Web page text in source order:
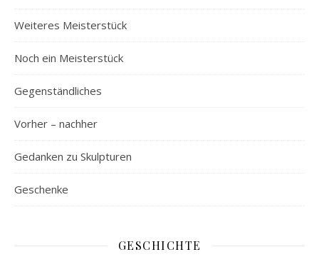
Weiteres Meisterstück
Noch ein Meisterstück
Gegenständliches
Vorher – nachher
Gedanken zu Skulpturen
Geschenke
GESCHICHTE